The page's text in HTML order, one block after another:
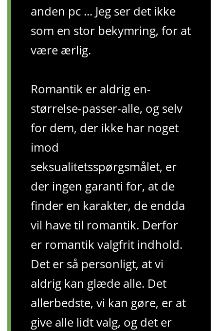
anden pc ... Jeg ser det ikke
som en stor bekymring, for at
være ærlig.
Romantik er aldrig en-
størrelse-passer-alle, og selv
for dem, der ikke har noget
imod
seksualitetsspørgsmålet, er
der ingen garanti for, at de
finder en karakter, de endda
vil have til romantik. Derfor
er romantik valgfrit indhold.
Det er så personligt, at vi
aldrig kan glæde alle. Det
allerbedste, vi kan gøre, er at
give alle lidt valg, og det er